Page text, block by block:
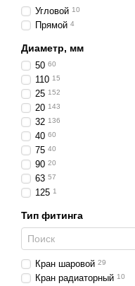
Угловой 10
Прямой 4
Диаметр, мм
50 60
110 15
25 152
20 143
32 136
40 60
75 40
90 20
63 57
125 1
Тип фитинга
Кран шаровой 29
Кран радиаторный 10